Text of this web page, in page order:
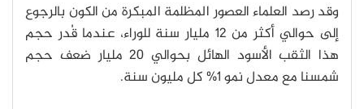
وقد رصد العلماء العصور المظلمة المبكرة من الكون بالرجوع
إلى حوالي أكثر من 12 مليار سنة للوراء، عندما قُدر حجم
هذا الثقب الأسود الهائل بحوالي 20 مليار ضعف حجم
شمسنا مع معدل نمو 1% كل مليون سنة.